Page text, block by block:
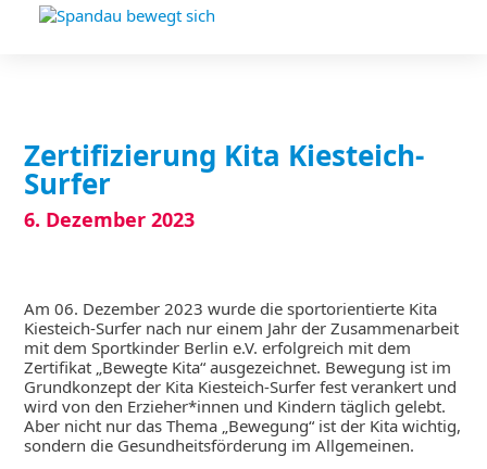
Zertifizierung Kita Kiesteich-
Surfer
6. Dezember 2023
Am 06. Dezember 2023 wurde die sportorientierte Kita
Kiesteich-Surfer nach nur einem Jahr der Zusammenarbeit
mit dem Sportkinder Berlin e.V. erfolgreich mit dem
Zertifikat „Bewegte Kita“ ausgezeichnet. Bewegung ist im
Grundkonzept der Kita Kiesteich-Surfer fest verankert und
wird von den Erzieher*innen und Kindern täglich gelebt.
Aber nicht nur das Thema „Bewegung“ ist der Kita wichtig,
sondern die Gesundheitsförderung im Allgemeinen.